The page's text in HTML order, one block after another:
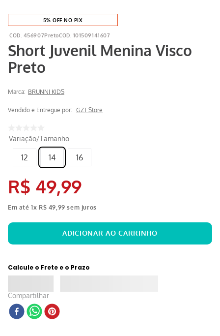
5% OFF NO PIX
456907Preto 101509141607
Short Juvenil Menina Visco
Preto
Marca: BRUNNI KIDS
Vendido e Entregue por: GZT Store
Variação/Tamanho
12 14 16
R$ 49,99
Em até1x R$ 49 99 sem juros
Calcule o Frete e o Prazo
Compartilhar